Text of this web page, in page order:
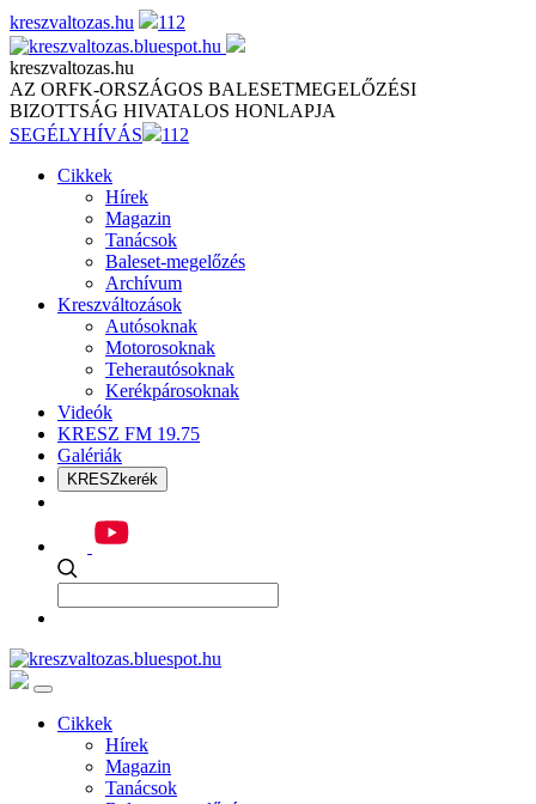
Skip
to
content
kreszvaltozas.hu 112
kreszvaltozas.hu
AZ ORFK-ORSZÁGOS BALESETMEGELŐZÉSI
BIZOTTSÁG HIVATALOS HONLAPJA
SEGÉLYHÍVÁS
112
Cikkek
Hírek
Magazin
Tanácsok
Baleset-megelőzés
Archívum
Kreszváltozások
Autósoknak
Motorosoknak
Teherautósoknak
Kerékpárosoknak
Videók
KRESZ FM 19.75
Galériák
KRESZkerék
Cikkek
Hírek
Magazin
Tanácsok